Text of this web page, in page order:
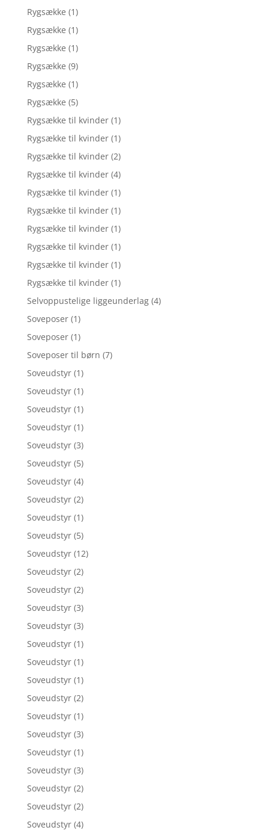
Rygsække (1)
Rygsække (1)
Rygsække (1)
Rygsække (9)
Rygsække (1)
Rygsække (5)
Rygsække til kvinder (1)
Rygsække til kvinder (1)
Rygsække til kvinder (2)
Rygsække til kvinder (4)
Rygsække til kvinder (1)
Rygsække til kvinder (1)
Rygsække til kvinder (1)
Rygsække til kvinder (1)
Rygsække til kvinder (1)
Rygsække til kvinder (1)
Selvoppustelige liggeunderlag (4)
Soveposer (1)
Soveposer (1)
Soveposer til børn (7)
Soveudstyr (1)
Soveudstyr (1)
Soveudstyr (1)
Soveudstyr (1)
Soveudstyr (3)
Soveudstyr (5)
Soveudstyr (4)
Soveudstyr (2)
Soveudstyr (1)
Soveudstyr (5)
Soveudstyr (12)
Soveudstyr (2)
Soveudstyr (2)
Soveudstyr (3)
Soveudstyr (3)
Soveudstyr (1)
Soveudstyr (1)
Soveudstyr (1)
Soveudstyr (2)
Soveudstyr (1)
Soveudstyr (3)
Soveudstyr (1)
Soveudstyr (3)
Soveudstyr (2)
Soveudstyr (2)
Soveudstyr (4)